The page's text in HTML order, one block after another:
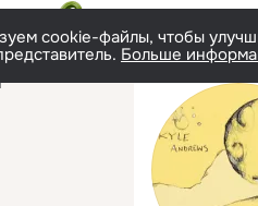
cookie-файлы, чтобы
Больше